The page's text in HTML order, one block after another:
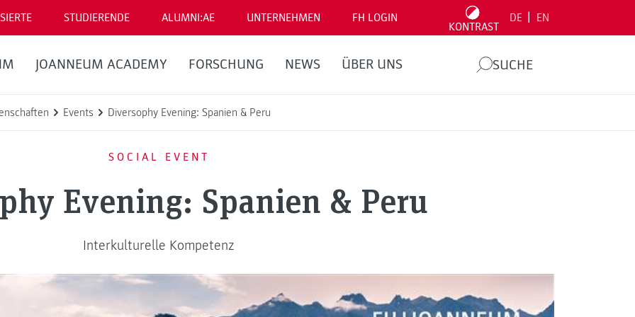
STUDIERENDE ALUMNI:AE UNTERNEHMEN FH LOGIN
KONTRAST
DE EN
JOANNEUM ACADEMY FORSCHUNG NEWS ÜBER UNS SUCHE
Events Diversophy Evening: Spanien & Peru
SOCIAL EVENT
Evening: Spanien & Peru
Interkulturelle Kompetenz